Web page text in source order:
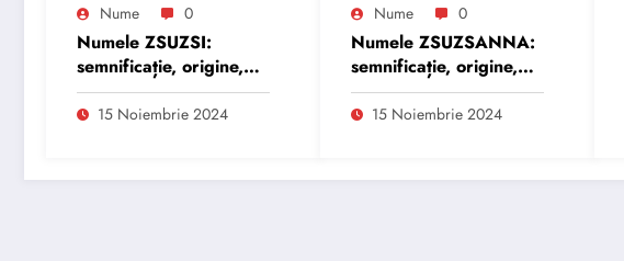
Nume 0
Numele ZSUZSI:
semnificație, origine,
trăsături și
personalitate
15 Noiembrie 2024
Nume 0
Numele ZSUZSANNA:
semnificație, origine,
trăsături și
personalitate
15 Noiembrie 2024